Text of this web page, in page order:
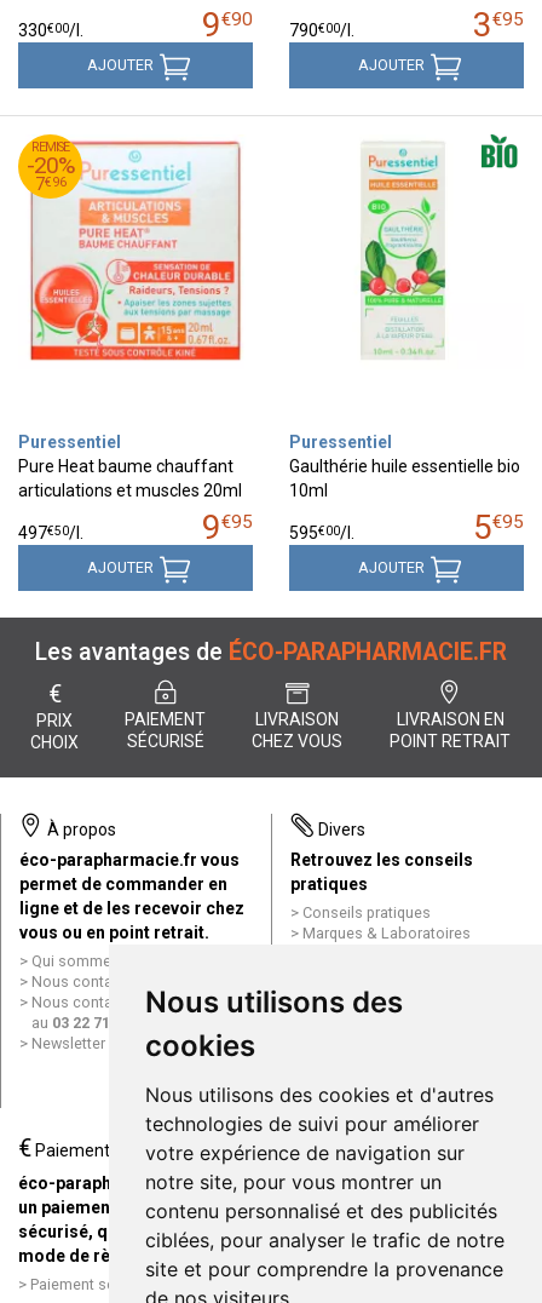
Nous utilisons des
cookies
Nous utilisons des cookies et d'autres
technologies de suivi pour améliorer
votre expérience de navigation sur
notre site, pour vous montrer un
contenu personnalisé et des publicités
ciblées, pour analyser le trafic de notre
site et pour comprendre la provenance
de nos visiteurs.
9€90
330€00/
AJOUTER
3€95
790€00/
AJOUTER
REMISE
-20%
7€96
9
€
95
7
€
96
Puressentiel
Pure Heat baume chauffant
articulations et muscles 20ml
9€95
497€50/
AJOUTER
Puressentiel
Gaulthérie huile essentielle bio
10ml
5€95
595€00/
AJOUTER
Les avantages de ÉCO-PARAPHARMACIE.FR
€
PRIX
CHOIX
PAIEMENT
SÉCURISÉ
LIVRAISON
CHEZ VOUS
LIVRAISON EN
POINT RETRAIT
À propos
éco-parapharmacie.fr vous
permet de commander en
ligne et de les recevoir chez
vous ou en point retrait.
Qui sommes nous ?
Nous contacter par e-mail
Nous contacter par téléphone
au 03 22 71 64 10
Newsletter
Divers
Retrouvez les conseils
pratiques
Conseils pratiques
Marques & Laboratoires
Mentions légales
Données personnelles
ligne
€ Paiement
éco-parapharmacie.fr offre
un paiement entièrement
sécurisé, quel que soit le
mode de règlement
Paiement sécurisé et simple
Livraison / Point retrait
Commandez en ligne et
recevez votre commande
rapidement chez vous ou en
point retrait
Livraison chez vous ou en